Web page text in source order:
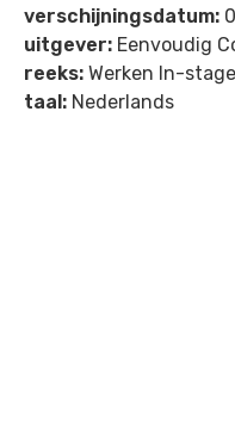
verschijningsdatum:
uitgever: Eenvoudig
reeks: Werken In-
taal: Nederlands